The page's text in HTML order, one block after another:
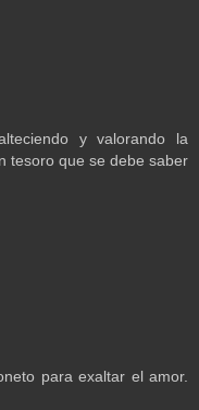
y valorando la
tesoro que se debe saber
para exaltar el amor.